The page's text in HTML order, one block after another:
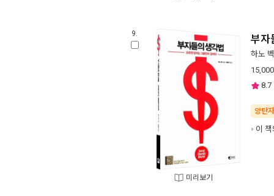
9.
미리보기
부자
하노 벡
15,000
8.7
양탄
이